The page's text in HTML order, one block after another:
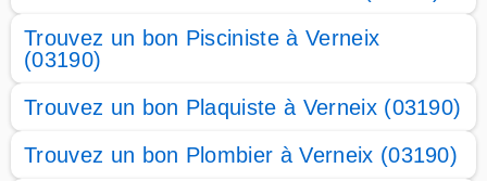
Trouvez un bon Pisciniste à Verneix
(03190)
Trouvez un bon Plaquiste à Verneix (03190)
Trouvez un bon Plombier à Verneix (03190)